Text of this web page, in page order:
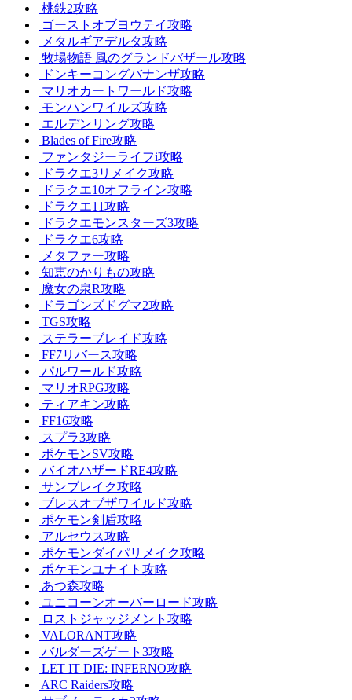
桃鉄2攻略
ゴーストオブヨウテイ攻略
メタルギアデルタ攻略
牧場物語 風のグランドバザール攻略
ドンキーコングバナンザ攻略
マリオカートワールド攻略
モンハンワイルズ攻略
エルデンリング攻略
Blades of Fire攻略
ファンタジーライフi攻略
ドラクエ3リメイク攻略
ドラクエ10オフライン攻略
ドラクエ11攻略
ドラクエモンスターズ3攻略
ドラクエ6攻略
メタファー攻略
知恵のかりもの攻略
魔女の泉R攻略
ドラゴンズドグマ2攻略
TGS攻略
ステラーブレイド攻略
FF7リバース攻略
パルワールド攻略
マリオRPG攻略
ティアキン攻略
FF16攻略
スプラ3攻略
ポケモンSV攻略
バイオハザードRE4攻略
サンブレイク攻略
ブレスオブザワイルド攻略
ポケモン剣盾攻略
アルセウス攻略
ポケモンダイパリメイク攻略
ポケモンユナイト攻略
あつ森攻略
ユニコーンオーバーロード攻略
ロストジャッジメント攻略
VALORANT攻略
バルダーズゲート3攻略
LET IT DIE: INFERNO攻略
ARC Raiders攻略